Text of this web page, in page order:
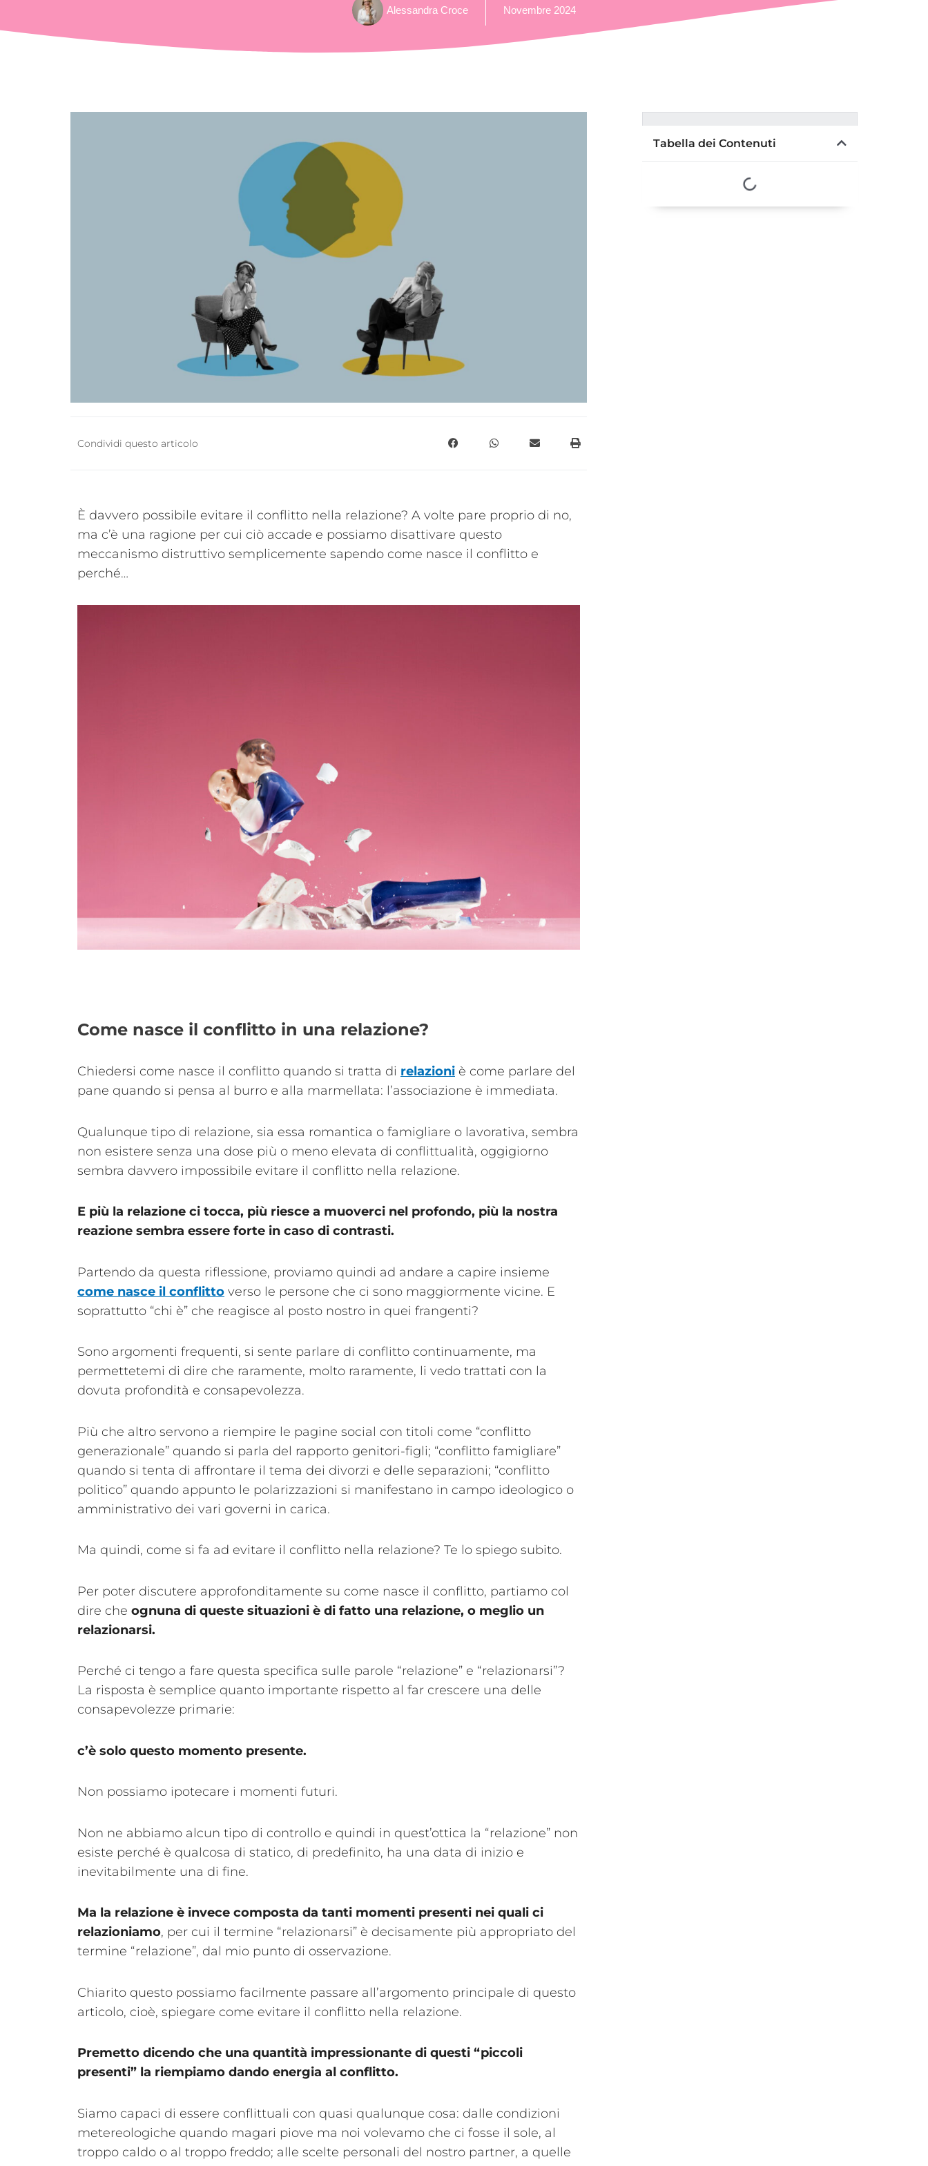
Alessandra Croce Novembre 2024
Condividi questo articolo
È davvero possibile evitare il conflitto nella relazione? A volte pare proprio di no,
ma c’è una ragione per cui ciò accade e possiamo disattivare questo
meccanismo distruttivo semplicemente sapendo come nasce il conflitto e
perché…
Come nasce il conflitto in una relazione?
Chiedersi come nasce il conflitto quando si tratta di relazioni è come parlare del
pane quando si pensa al burro e alla marmellata: l’associazione è immediata.
Qualunque tipo di relazione, sia essa romantica o famigliare o lavorativa, sembra
non esistere senza una dose più o meno elevata di conflittualità, oggigiorno
sembra davvero impossibile evitare il conflitto nella relazione.
E più la relazione ci tocca, più riesce a muoverci nel profondo, più la nostra
reazione sembra essere forte in caso di contrasti.
Partendo da questa riflessione, proviamo quindi ad andare a capire insieme
come nasce il conflitto verso le persone che ci sono maggiormente vicine. E
soprattutto “chi è” che reagisce al posto nostro in quei frangenti?
Sono argomenti frequenti, si sente parlare di conflitto continuamente, ma
permettetemi di dire che raramente, molto raramente, li vedo trattati con la
dovuta profondità e consapevolezza.
Più che altro servono a riempire le pagine social con titoli come “conflitto
generazionale” quando si parla del rapporto genitori-figli; “conflitto famigliare”
quando si tenta di affrontare il tema dei divorzi e delle separazioni; “conflitto
politico” quando appunto le polarizzazioni si manifestano in campo ideologico o
amministrativo dei vari governi in carica.
Ma quindi, come si fa ad evitare il conflitto nella relazione? Te lo spiego subito.
Per poter discutere approfonditamente su come nasce il conflitto, partiamo col
dire che ognuna di queste situazioni è di fatto una relazione, o meglio un
relazionarsi.
Perché ci tengo a fare questa specifica sulle parole “relazione” e “relazionarsi”?
La risposta è semplice quanto importante rispetto al far crescere una delle
consapevolezze primarie:
c’è solo questo momento presente.
Non possiamo ipotecare i momenti futuri.
Non ne abbiamo alcun tipo di controllo e quindi in quest’ottica la “relazione” non
esiste perché è qualcosa di statico, di predefinito, ha una data di inizio e
inevitabilmente una di fine.
Ma la relazione è invece composta da tanti momenti presenti nei quali ci
relazioniamo, per cui il termine “relazionarsi” è decisamente più appropriato del
termine “relazione”, dal mio punto di osservazione.
Chiarito questo possiamo facilmente passare all’argomento principale di questo
articolo, cioè, spiegare come evitare il conflitto nella relazione.
Premetto dicendo che una quantità impressionante di questi “piccoli
presenti” la riempiamo dando energia al conflitto.
Siamo capaci di essere conflittuali con quasi qualunque cosa: dalle condizioni
metereologiche quando magari piove ma noi volevamo che ci fosse il sole, al
troppo caldo o al troppo freddo; alle scelte personali del nostro partner, a quelle
Tabella dei Contenuti